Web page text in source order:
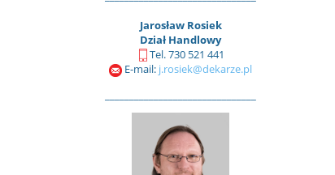
Jarosław Rosiek
Dział Handlowy
Tel. 730 521 441
E-mail: j.rosiek@dekarze.pl